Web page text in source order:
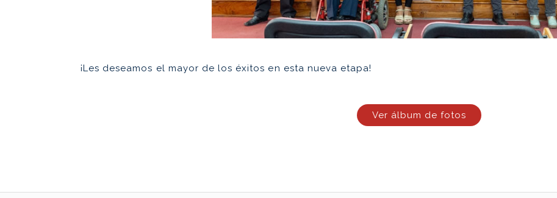
¡Les deseamos el mayor de los éxitos en esta nueva etapa!
Ver álbum de fotos